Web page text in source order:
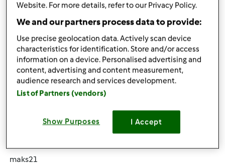
Znalazłam jakiś tu:
http://forum.muratordom.pl/showthread.php?79887-
Nasze-przepisy-z-termomixa/page6
o ten chodziło?
Góra strony
Zalogujlub zarejestruj sięaby dodawać
komentarze
maks21
Website. For more details, refer to our Privacy Policy.
We and our partners process data to provide:
Use precise geolocation data. Actively scan device
characteristics for identification. Store and/or access
information on a device. Personalised advertising and
content, advertising and content measurement,
audience research and services development.
List of Partners (vendors)
Show Purposes I Accept